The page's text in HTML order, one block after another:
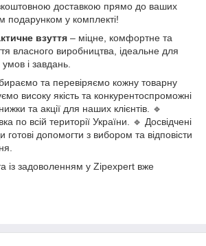
доставкою прямо до ваших
подарунком у комплекті!
взуття – міцне, комфортне та
власного виробництва, ідеальне для
і завдань.
та перевіряємо кожну товарну
високу якість та конкурентоспроможні
та акції для наших клієнтів. 🔹
по всій території України. 🔹 Досвідчені
готові допомогти з вибором та відповісти
із задоволенням у Zipexpert вже